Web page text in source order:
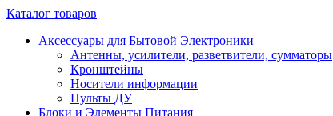
Каталог товаров
Аксессуары для Бытовой Электроники
Антенны, усилители, разветвители, сумматоры
Кронштейны
Носители информации
Пульты ДУ
Блоки и Элементы Питания